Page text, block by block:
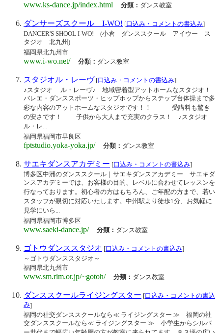
www.ks-dance.jp/index.html 分類： ダンス教室
ダンサーズスクール I-WO! [口込み・コメントの書込み]
DANCER'S SHOOL I-WO! (小倉 ダンススクール アイウー ス
タジオ 北九州)
福岡県北九州市
www.i-wo.net/ 分類： ダンス教室
スタジオル・レーヴ [口込み・コメントの書込み]
♪スタジオ ル・レーヴ♪ 地域密着型アットホームなスタジオ！
バレエ・ダンススポーツ・ヒップホップからステップ台体操まで多
彩な内容のアットホームなスタジオです！！ 受講料も驚き
の安さです！ 子供から大人まで充実のクラス！ ♪スタジオ
ル・レ...
福岡県福岡市早良区
fptstudio.yoka-yoka.jp/ 分類： ダンス教室
サエキダンスアカデミー [口込み・コメントの書込み]
博多区中洲のダンススクール｜サエキダンスアカデミー サエキダ
ンスアカデミーでは、お客様の目的、レベルに合わせてレッスンを
行なっております。初心者の方はもちろん、ご年配の方まで、若い
スタッフが親切に対応いたします。中州駅より徒歩1分、お気軽に
見学にいら...
福岡県福岡市博多区
www.saeki-dance.jp/ 分類： ダンス教室
ゴトウダンススタジオ [口込み・コメントの書込み]
～ゴトウダンススタジオ～
福岡県北九州市
www.sm.rim.or.jp/~gotoh/ 分類： ダンス教室
ダンススクールライジングスター [口込み・コメントの書込
み]
福岡の社交ダンススクールなら≪ ライジングスター ≫ 福岡の社
交ダンススクールなら≪ ライジングスター ≫ 小学生からシルバ